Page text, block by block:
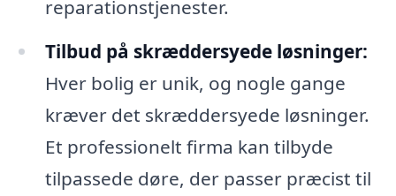
reparationstjenester.
Tilbud på skræddersyede løsninger:
Hver bolig er unik, og nogle gange
kræver det skræddersyede løsninger.
Et professionelt firma kan tilbyde
tilpassede døre, der passer præcist til